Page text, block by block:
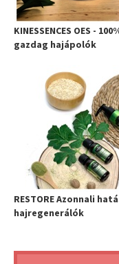
KINESSENCES OES -
gazdag hajápolók
RESTORE Azonnali
hajregenerálók